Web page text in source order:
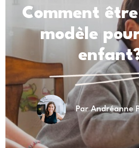
Comment
modèle
Par Andréanne